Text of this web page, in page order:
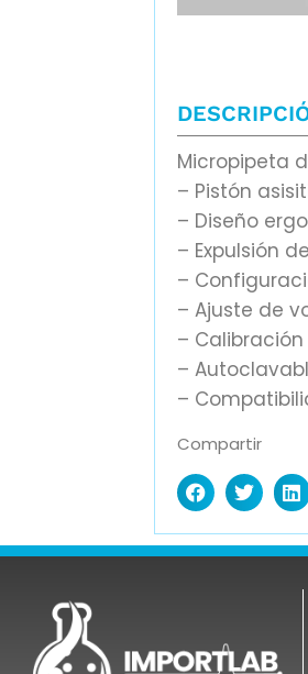
Micropipeta
– Pistón
– Diseño
– Expulsión
–
– Ajuste de
–
–
–
Compartir